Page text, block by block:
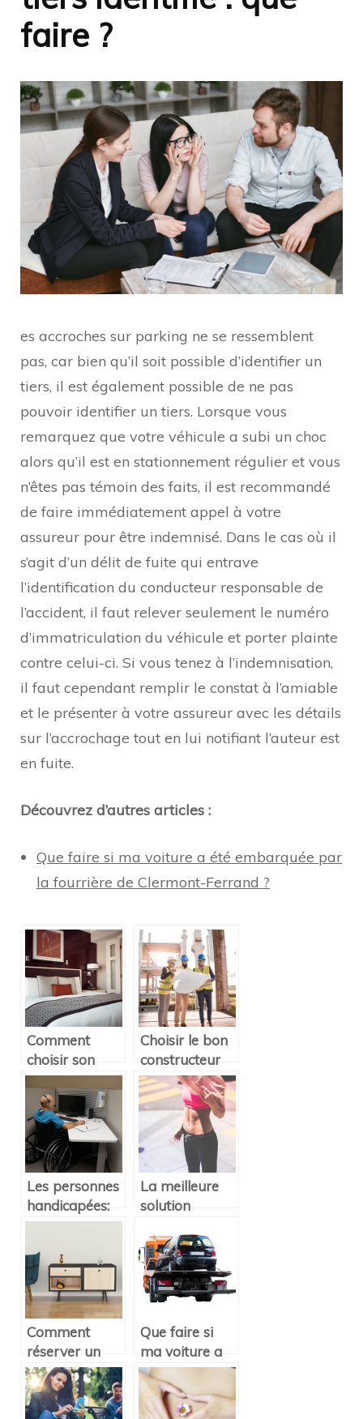
faire ?
es accroches sur parking ne se ressemblent
pas, car bien qu’il soit possible d’identifier un
tiers, il est également possible de ne pas
pouvoir identifier un tiers. Lorsque vous
remarquez que votre véhicule a subi un choc
alors qu’il est en stationnement régulier et vous
n’êtes pas témoin des faits, il est recommandé
de faire immédiatement appel à votre
assureur pour être indemnisé. Dans le cas où il
s’agit d’un délit de fuite qui entrave
l’identification du conducteur responsable de
l’accident, il faut relever seulement le numéro
d’immatriculation du véhicule et porter plainte
contre celui-ci. Si vous tenez à l’indemnisation,
il faut cependant remplir le constat à l’amiable
et le présenter à votre assureur avec les détails
sur l’accrochage tout en lui notifiant l’auteur est
en fuite.
Découvrez d’autres articles :
Que faire si ma voiture a été embarquée par
la fourrière de Clermont-Ferrand ?
Comment
choisir son
hôtel lors d’un
séjour à
Madrid ?
Choisir le bon
constructeur
pour votre
maison
Les personnes
handicapées:
leur quotidien
La meilleure
solution
trouve être le
sport!
Comment
réserver un
appart hôtel à
Toulouse?
Que faire si
ma voiture a
été embarquée
par la
fourrière de